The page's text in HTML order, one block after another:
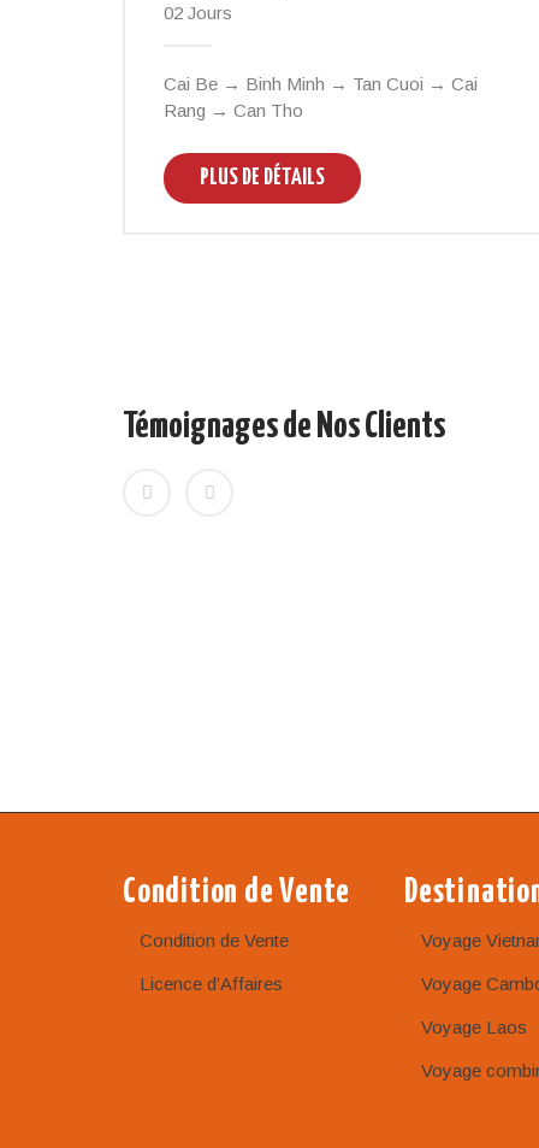
02 Jours
Cai Be → Binh Minh → Tan Cuoi → Cai
Rang → Can Tho
PLUS DE DÉTAILS
Témoignages de Nos Clients
Condition de Vente
Condition de Vente
Licence d’Affaires
Voyage
Voyage
Voyage Laos
Voyage